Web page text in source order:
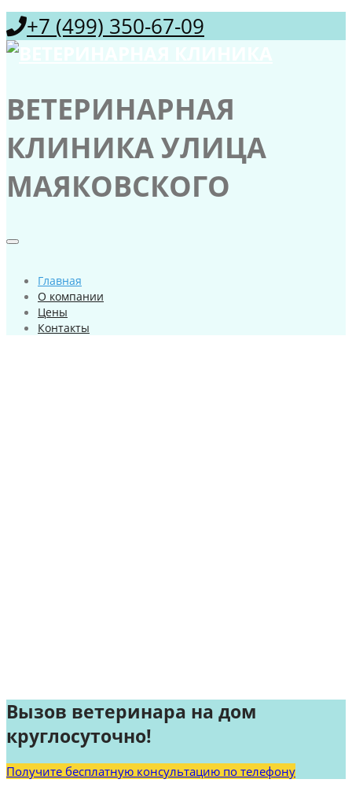
+7 (499) 350-67-09
ВЕТЕРИНАРНАЯ
КЛИНИКА УЛИЦА
МАЯКОВСКОГО
Главная
О компании
Цены
Контакты
Вызов ветеринара на дом
круглосуточно!
Получите бесплатную консультацию по телефону